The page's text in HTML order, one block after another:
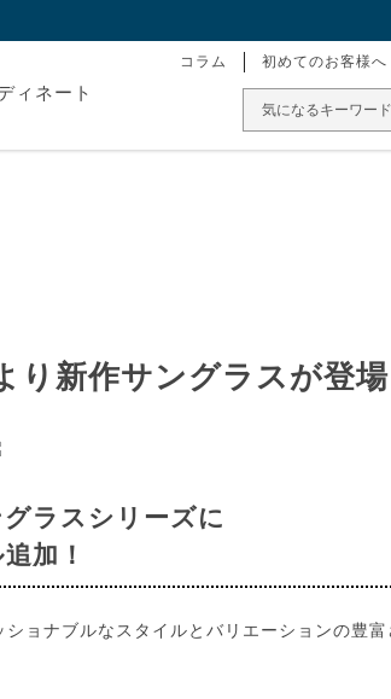
コラム 初めてのお客様へ
ィネート
新作サングラスが登場
ラスシリーズに
加！
ショナブルなスタイルとバリエーションの豊